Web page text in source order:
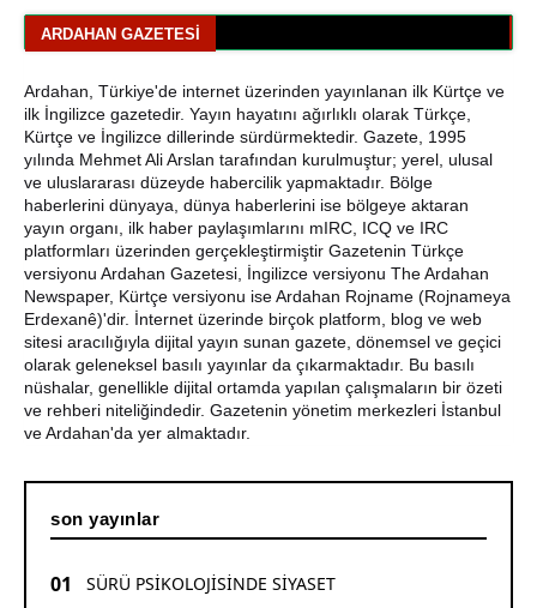
Araştırmacı Yazar, Bora İzkübarlas İnsana dair Yazısı
Bisikletçiler Gitti, Kayakçılar Geldi: Ardahan’da Spor
Rüzgârı Esiyor
Ardahan Emniyet Müdürlüğü’nden Yeni Harf Grubu
Plaka Duyurusu
Ardahan Belediye Başkanı Faruk Demir ve Meclis
Üyeleri CHP’den İstifa Etti
Yaşar Geler'den Bölge Analizi: Ardahan ve Kars'ta Son
Durum
Bir Parti İşte Böyle Bitirilir
ARDAHAN GAZETESI
Ardahan, Türkiye'de internet üzerinden yayınlanan ilk Kürtçe ve
ilk İngilizce gazetedir. Yayın hayatını ağırlıklı olarak Türkçe,
Kürtçe ve İngilizce dillerinde sürdürmektedir. Gazete, 1995
yılında Mehmet Ali Arslan tarafından kurulmuştur; yerel, ulusal
ve uluslararası düzeyde habercilik yapmaktadır. Bölge
haberlerini dünyaya, dünya haberlerini ise bölgeye aktaran
yayın organı, ilk haber paylaşımlarını mIRC, ICQ ve IRC
platformları üzerinden gerçekleştirmiştir Gazetenin Türkçe
versiyonu Ardahan Gazetesi, İngilizce versiyonu The Ardahan
Newspaper, Kürtçe versiyonu ise Ardahan Rojname (Rojnameya
Erdexanê)'dir. İnternet üzerinde birçok platform, blog ve web
sitesi aracılığıyla dijital yayın sunan gazete, dönemsel ve geçici
olarak geleneksel basılı yayınlar da çıkarmaktadır. Bu basılı
nüshalar, genellikle dijital ortamda yapılan çalışmaların bir özeti
ve rehberi niteliğindedir. Gazetenin yönetim merkezleri İstanbul
ve Ardahan'da yer almaktadır.
son yayınlar
01 SÜRÜ PSİKOLOJİSİNDE SİYASET